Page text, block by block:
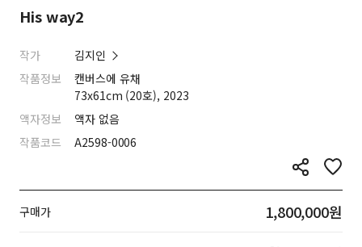
His way2
작가
김지인
작품정보
캔버스에 유채
73x61cm (20호), 2023
액자정보
액자 없음
작품코드
A2598-0006
구매가 1,800,000원